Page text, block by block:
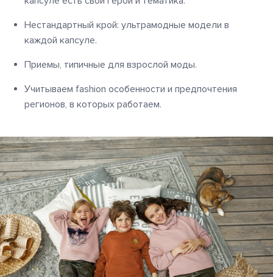
Нестандартный крой: ультрамодные модели в
каждой капсуле.
Приемы, типичные для взрослой моды.
Учитываем fashion особенности и предпочтения
регионов, в которых работаем.